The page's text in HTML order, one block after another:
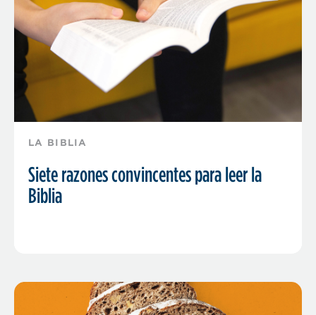
LA BIBLIA
Siete razones convincentes para leer la
Biblia